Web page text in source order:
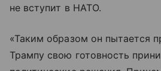
не вступит в НАТО.
«Таким образом он пытается
Трампу свою готовность